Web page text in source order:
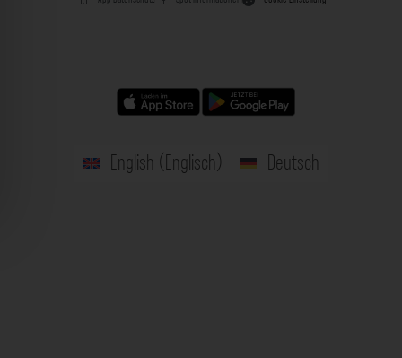
English (Englisch) Deutsch